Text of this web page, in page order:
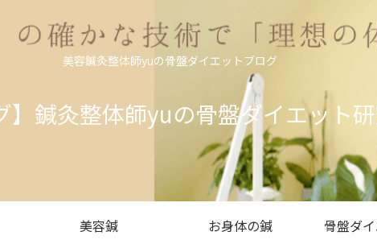
美容鍼灸整体師yuの骨盤ダイエットブログ
】鍼灸整体師yuの骨盤ダイエット
美容鍼 お身体の鍼 骨盤ダ